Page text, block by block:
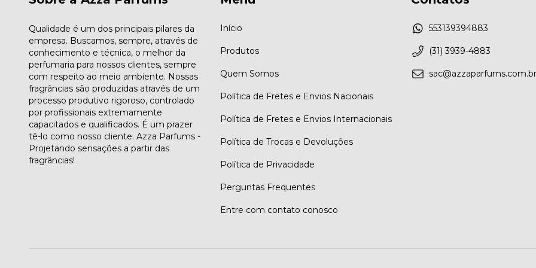
Qualidade é um dos principais pilares da
empresa. Buscamos, sempre, através de
conhecimento e técnica, o melhor da
perfumaria para nossos clientes, sempre
com respeito ao meio ambiente. Nossas
fragrâncias são produzidas através de um
processo produtivo rigoroso, controlado
por profissionais extremamente
capacitados e qualificados. É um prazer
tê-lo como nosso cliente. Azza Parfums -
Projetando sensações a partir das
fragrâncias!
Início
Produtos
Quem Somos
Política de Fretes e Envios Nacionais
Política de Fretes e Envios Internacionais
Política de Trocas e Devoluções
Política de Privacidade
Perguntas Frequentes
Entre com contato conosco
553139394883
(31) 3939-4883
sac@azzaparfums.com.br